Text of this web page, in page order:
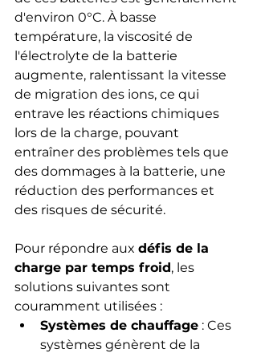
d'environ 0°C. À basse
température, la viscosité de
l'électrolyte de la batterie
augmente, ralentissant la vitesse
de migration des ions, ce qui
entrave les réactions chimiques
lors de la charge, pouvant
entraîner des problèmes tels que
des dommages à la batterie, une
réduction des performances et
des risques de sécurité.
Pour répondre aux défis de la
charge par temps froid, les
solutions suivantes sont
couramment utilisées :
Systèmes de chauffage : Ces
systèmes génèrent de la